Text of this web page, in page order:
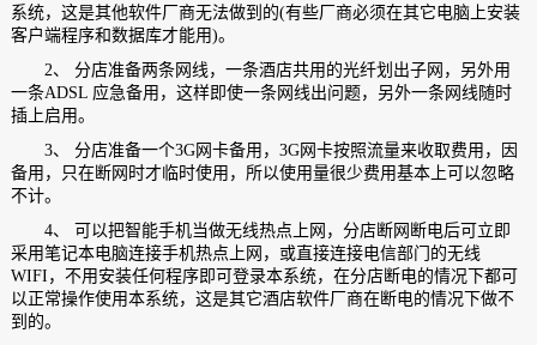
系统，这是其他软件厂商无法做到的(有些厂商必须在其它电脑上安装
客户端程序和数据库才能用)。
2、 分店准备两条网线，一条酒店共用的光纤划出子网，另外用
一条ADSL 应急备用，这样即使一条网线出问题，另外一条网线随时
插上启用。
3、 分店准备一个3G网卡备用，3G网卡按照流量来收取费用，因
备用，只在断网时才临时使用，所以使用量很少费用基本上可以忽略
不计。
4、 可以把智能手机当做无线热点上网，分店断网断电后可立即
采用笔记本电脑连接手机热点上网，或直接连接电信部门的无线
WIFI，不用安装任何程序即可登录本系统，在分店断电的情况下都可
以正常操作使用本系统，这是其它酒店软件厂商在断电的情况下做不
到的。